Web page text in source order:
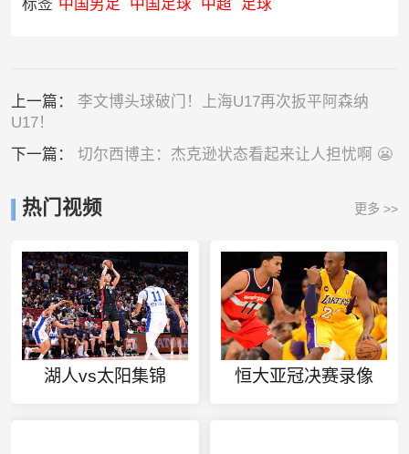
标签 中国男足 中国足球 中超 足球
上一篇： 李文博头球破门！上海U17再次扳平阿森纳
U17！
下一篇： 切尔西博主：杰克逊状态看起来让人担忧啊 😬
热门视频 更多 >>
湖人vs太阳集锦 恒大亚冠决赛录像